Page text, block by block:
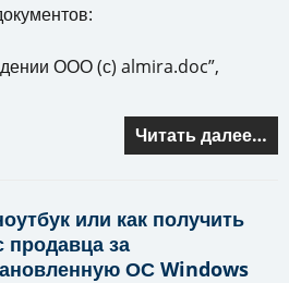
ООО (с) almira.doc”,
Читать далее…
или как получить
продавца за
ОС Windows